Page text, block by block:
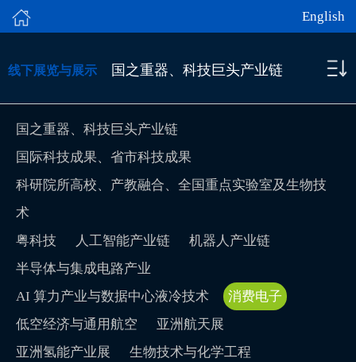
English
线下展览与展示 国之重器、科技巨头产业链
国之重器、科技巨头产业链
国际科技成果、省市科技成果
科研院所高校、产教融合、全国重点实验室及生物技
术
粤科技
人工智能产业链
机器人产业链
半导体与集成电路产业
AI 算力产业与数据中心液冷技术
消费电子
低空经济与通用航空
亚洲航天展
亚洲氢能产业展
生物技术与化学工程